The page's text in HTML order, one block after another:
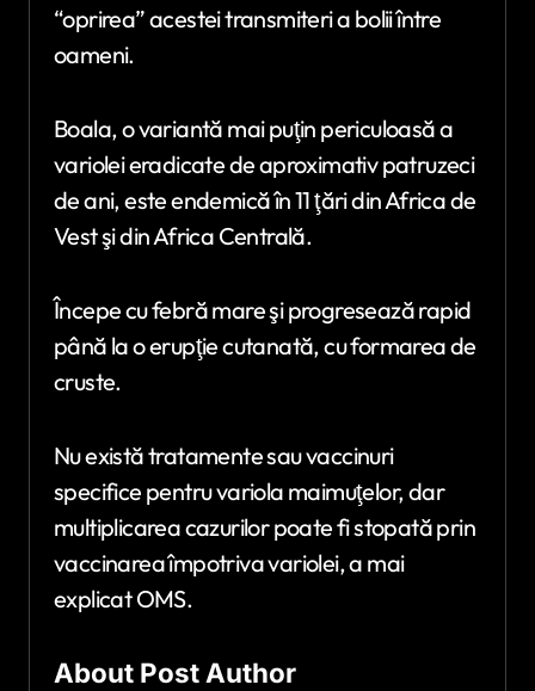
“oprirea” acestei transmiteri a bolii între
oameni.
Boala, o variantă mai puţin periculoasă a
variolei eradicate de aproximativ patruzeci
de ani, este endemică în 11 ţări din Africa de
Vest şi din Africa Centrală.
Începe cu febră mare şi progresează rapid
până la o erupţie cutanată, cu formarea de
cruste.
Nu există tratamente sau vaccinuri
specifice pentru variola maimuţelor, dar
multiplicarea cazurilor poate fi stopată prin
vaccinarea împotriva variolei, a mai
explicat OMS.
About Post Author